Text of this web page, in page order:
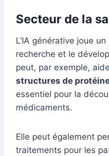
Secteur de la
L’IA générative joue
recherche et le
peut, par exemple,
structures de
essentiel pour la
médicaments.
Elle peut également
traitements pour les